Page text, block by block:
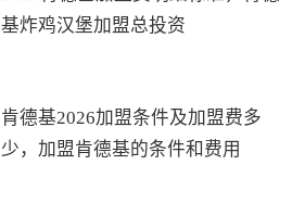
基炸鸡汉堡加盟总投资
肯德基2026加盟条件及加盟费多
少，加盟肯德基的条件和费用